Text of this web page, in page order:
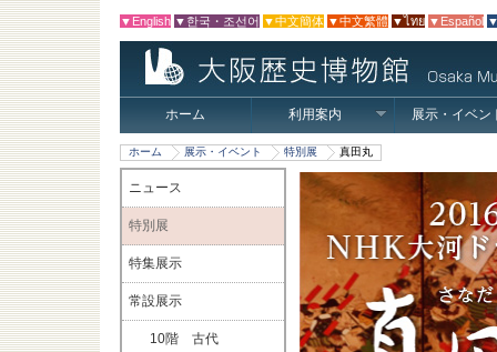
▼English ▼한국・조선어 ▼中文簡体 ▼中文繁體 ▼ไทย ▼Español
ホーム 利用案内 展示・イベン
ホーム 展示・イベント 特別展 真田丸
ニュース
特別展
特集展示
常設展示
10階 古代